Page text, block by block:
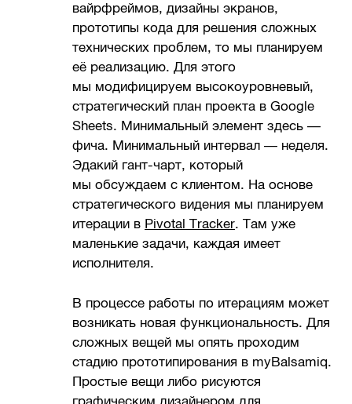
вайрфреймов, дизайны экранов,
прототипы кода для решения сложных
технических проблем, то мы планируем
её реализацию. Для этого
мы модифицируем высокоуровневый,
стратегический план проекта в Google
Sheets. Минимальный элемент здесь —
фича. Минимальный интервал — неделя.
Эдакий гант-чарт, который
мы обсуждаем с клиентом. На основе
стратегического видения мы планируем
итерации в Pivotal Tracker. Там уже
маленькие задачи, каждая имеет
исполнителя.
В процессе работы по итерациям может
возникать новая функциональность. Для
сложных вещей мы опять проходим
стадию прототипирования в myBalsamiq.
Простые вещи либо рисуются